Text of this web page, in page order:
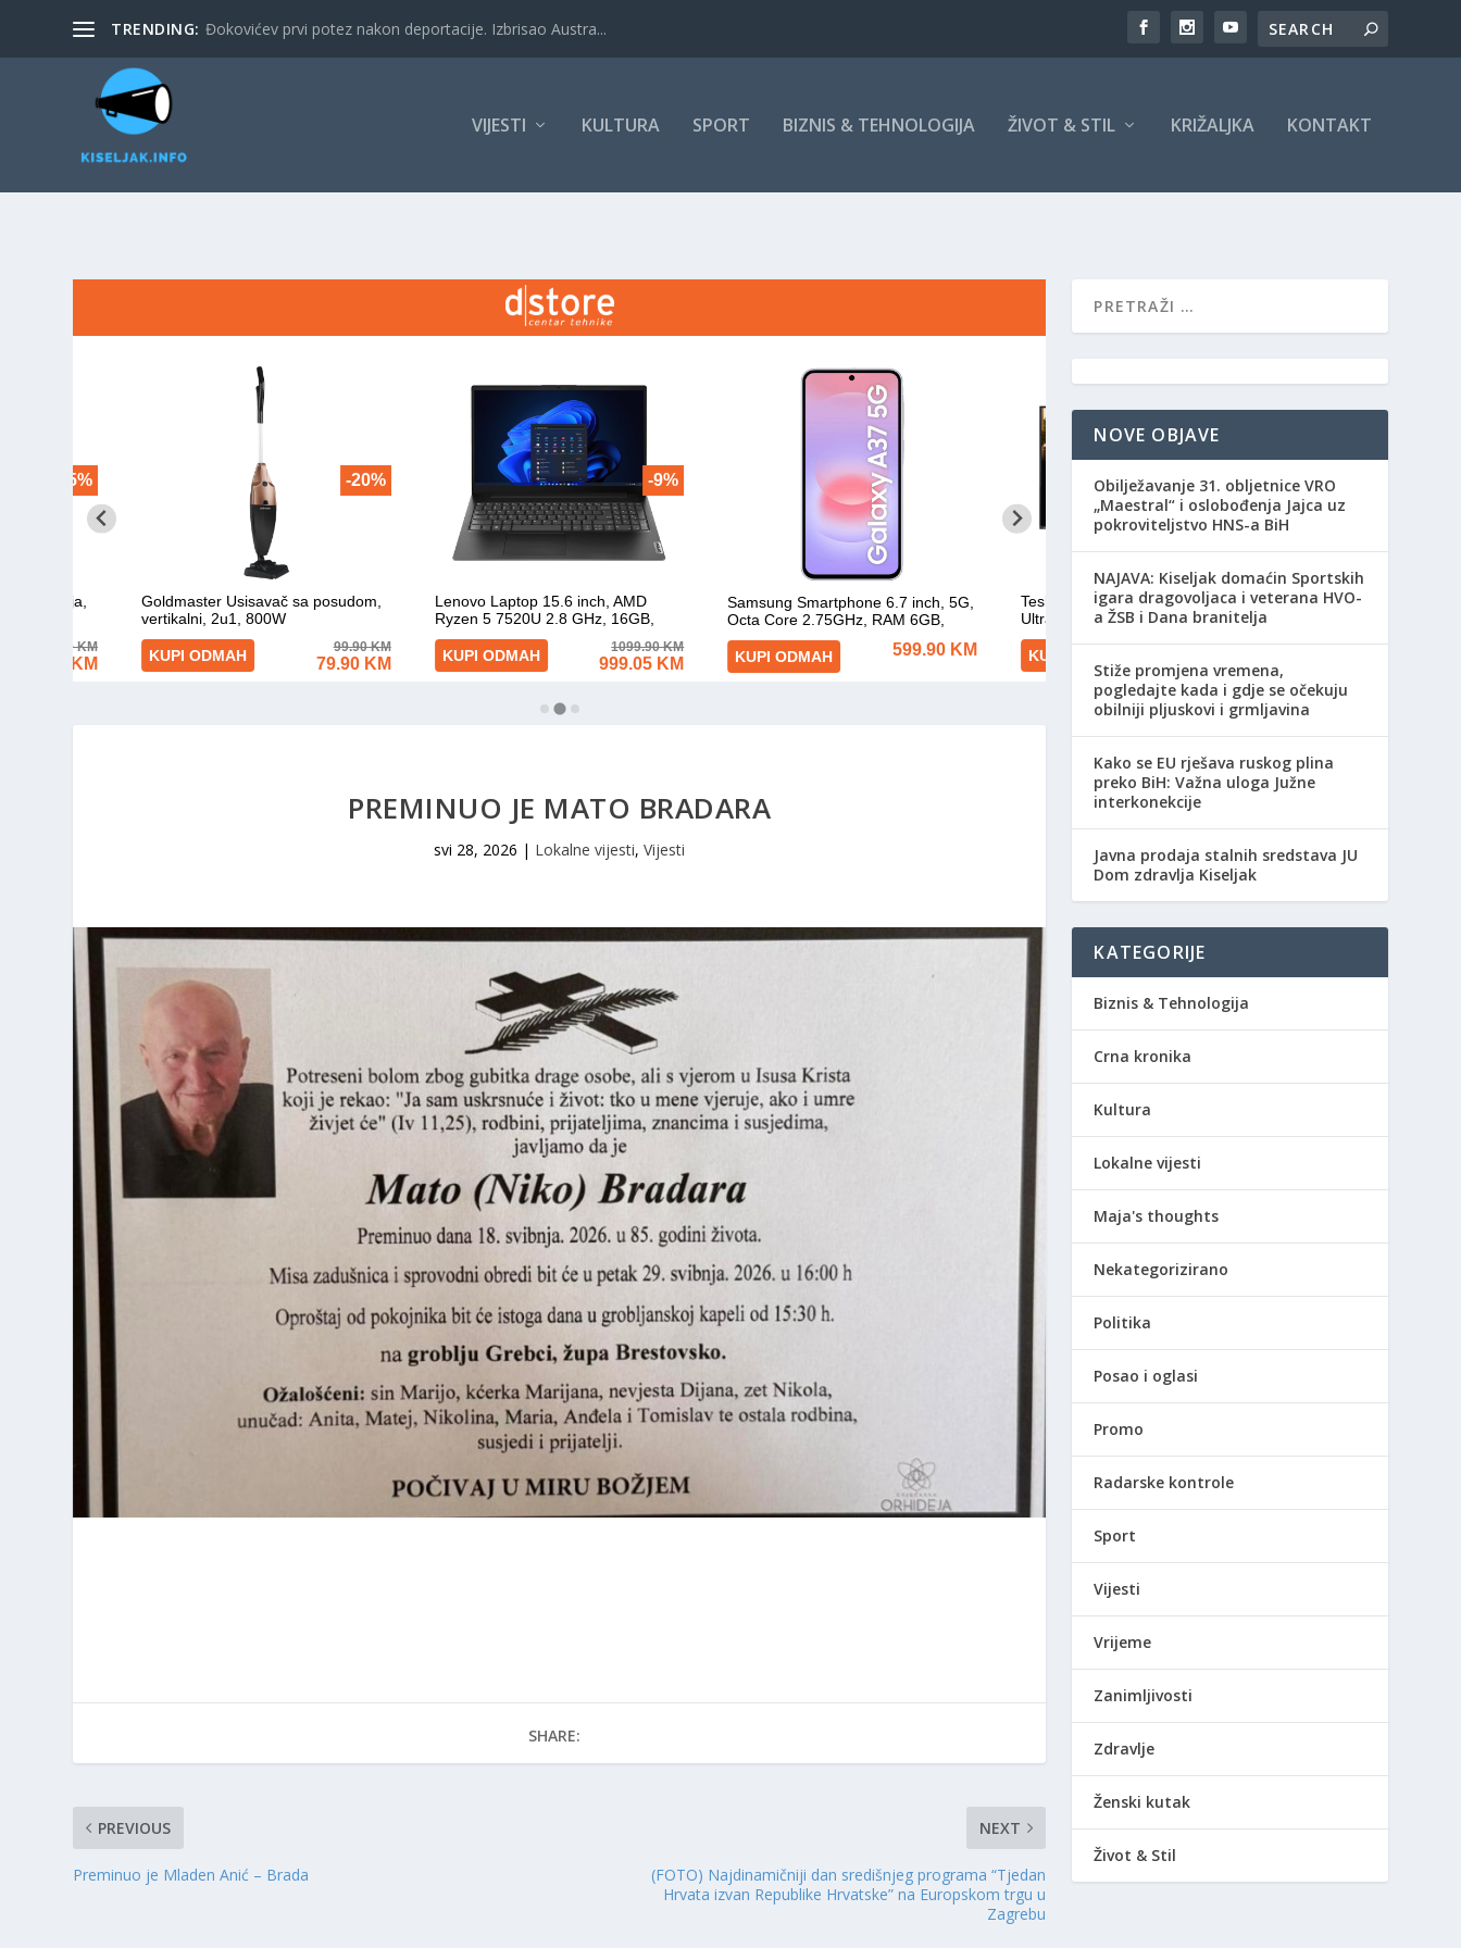
TRENDING: Đokovićev prvi potez nakon deportacije. Izbrisao Austra...
VIJESTI KULTURA SPORT BIZNIS & TEHNOLOGIJA ŽIVOT & STIL KRIŽALJKA KONTAKT
PREMINUO JE MATO BRADARA
svi 28, 2026 | Lokalne vijesti,Vijesti
SHARE:
PREVIOUS
Preminuo je Mladen Anić – Brada
NEXT
(FOTO) Najdinamičniji dan središnjeg programa “Tjedan
Hrvata izvan Republike Hrvatske” na Europskom trgu u
Zagrebu
NOVE OBJAVE
Obilježavanje 31. obljetnice VRO
„Maestral“ i oslobođenja Jajca uz
pokroviteljstvo HNS-a BiH
NAJAVA: Kiseljak domaćin Sportskih
igara dragovoljaca i veterana HVO-
a ŽSB i Dana branitelja
Stiže promjena vremena,
pogledajte kada i gdje se očekuju
obilniji pljuskovi i grmljavina
Kako se EU rješava ruskog plina
preko BiH: Važna uloga Južne
interkonekcije
Javna prodaja stalnih sredstava JU
Dom zdravlja Kiseljak
KATEGORIJE
Biznis & Tehnologija
Crna kronika
Kultura
Lokalne vijesti
Maja's thoughts
Nekategorizirano
Politika
Posao i oglasi
Promo
Radarske kontrole
Sport
Vijesti
Vrijeme
Zanimljivosti
Zdravlje
Ženski kutak
Život & Stil